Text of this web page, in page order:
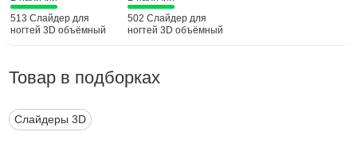
513 Слайдер для
ногтей 3D объёмный
502 Слайдер для
ногтей 3D объёмный
Товар в подборках
Слайдеры 3D